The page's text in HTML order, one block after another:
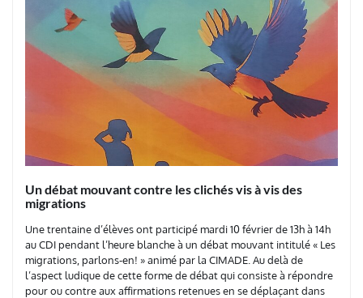
Un débat mouvant contre les clichés vis à vis des
migrations
Une trentaine d’élèves ont participé mardi 10 février de 13h à 14h
au CDI pendant l’heure blanche à un débat mouvant intitulé « Les
migrations, parlons-en! » animé par la CIMADE. Au delà de
l’aspect ludique de cette forme de débat qui consiste à répondre
pour ou contre aux affirmations retenues en se déplaçant dans